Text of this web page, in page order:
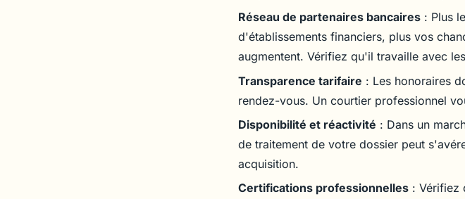
Réseau de partenaires bancaires : Plus
d'établissements financiers, plus vos
augmentent. Vérifiez qu'il travaille avec
Transparence tarifaire : Les honoraires
rendez-vous. Un courtier professionnel
Disponibilité et réactivité : Dans un
de traitement de votre dossier peut
acquisition.
Certifications professionnelles : Vérifiez